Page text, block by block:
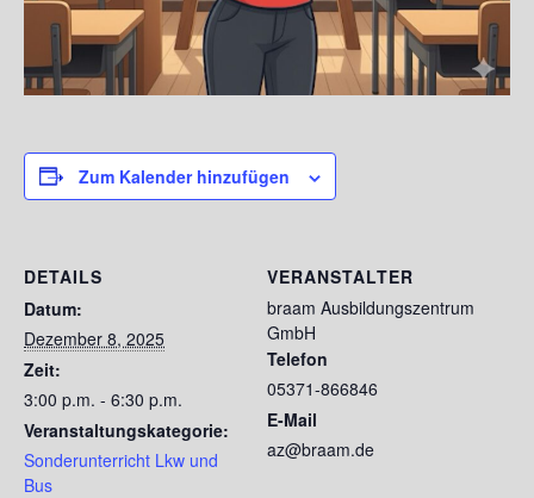
Zum Kalender hinzufügen
DETAILS
Datum:
Dezember 8, 2025
Zeit:
3:00 p.m. - 6:30 p.m.
Veranstaltungskategorie:
Sonderunterricht Lkw und
Bus
VERANSTALTER
braam Ausbildungszentrum
GmbH
Telefon
05371-866846
E-Mail
az@braam.de